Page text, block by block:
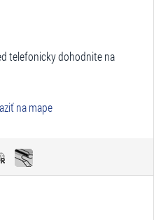
telefonicky dohodnite na
na mape